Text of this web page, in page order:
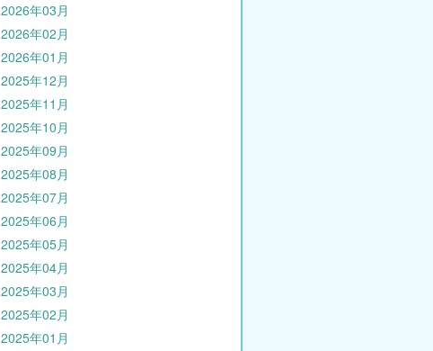
2026年03月
2026年02月
2026年01月
2025年12月
2025年11月
2025年10月
2025年09月
2025年08月
2025年07月
2025年06月
2025年05月
2025年04月
2025年03月
2025年02月
2025年01月